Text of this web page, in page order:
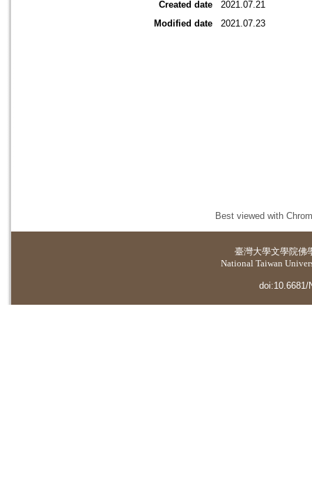
Created date
2021.07.21
Modified date
2021.07.23
Best viewed with
臺灣大學文學院佛
National Taiwan
doi:10.6681/